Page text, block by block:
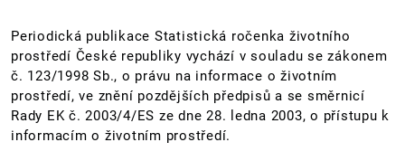
Periodická publikace Statistická ročenka životního
prostředí České republiky vychází v souladu se zákonem
č. 123/1998 Sb., o právu na informace o životním
prostředí, ve znění pozdějších předpisů a se směrnicí
Rady EK č. 2003/4/ES ze dne 28. ledna 2003, o přístupu k
informacím o životním prostředí.